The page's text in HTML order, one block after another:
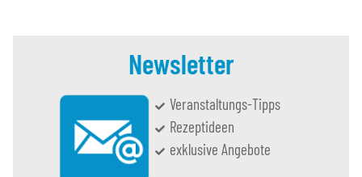
Newsletter
Veranstaltungs-Tipps
Rezeptideen
exklusive Angebote